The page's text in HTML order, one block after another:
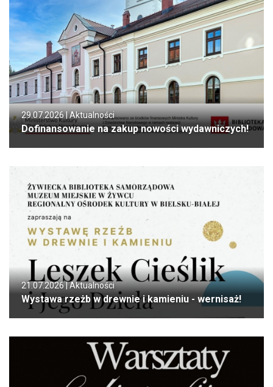
29.07.2026 |Aktualności
Dofinansowanie na zakup nowości wydawniczych!
21.07.2026 |Aktualności
Wystawa rzeżb w drewnie i kamieniu - wernisaż!